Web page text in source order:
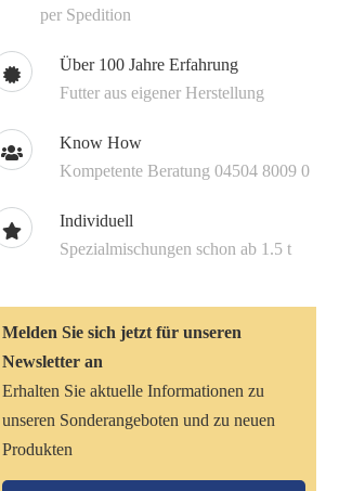
per Spedition
Über 100 Jahre Erfahrung
Futter aus eigener Herstellung
Know How
Kompetente Beratung 04504 8009 0
Individuell
Spezialmischungen schon ab 1.5 t
Melden Sie sich jetzt für unseren
Newsletter an
Erhalten Sie aktuelle Informationen zu
unseren Sonderangeboten und zu neuen
Produkten